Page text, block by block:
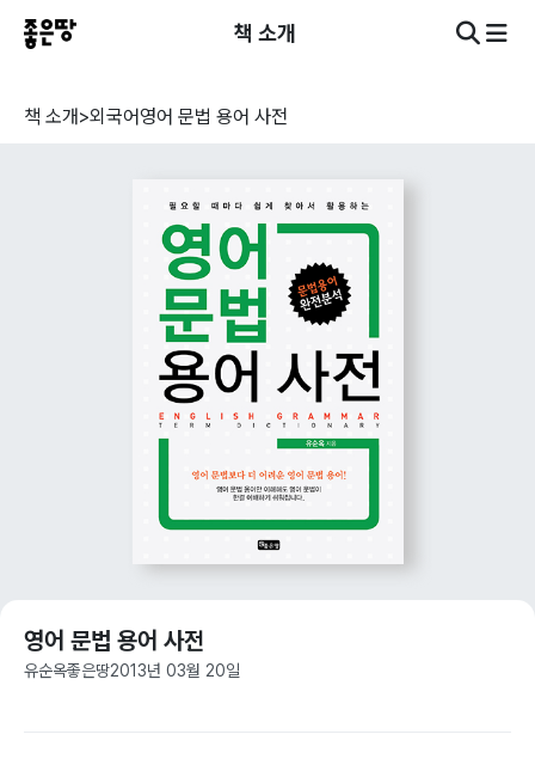
책 소개
책 소개>외국어영어 문법 용어 사전
영어 문법 용어 사전
유순옥좋은땅2013년 03월 20일